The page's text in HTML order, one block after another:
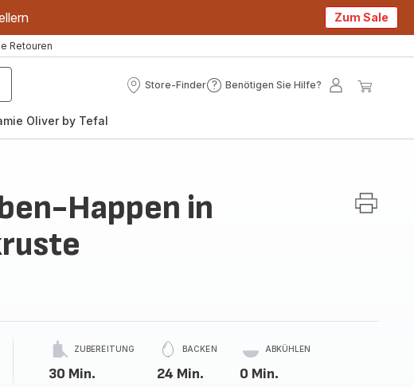
Zum Sale
Retouren
Store-Finder
Store-
Benötigen Sie Hilfe?
Benötigen
Mein
Oliver by Tefal
Happen in
ZUBEREITUNG
30 Min.
BACKEN
24 Min.
ABKÜHLEN
0 Min.